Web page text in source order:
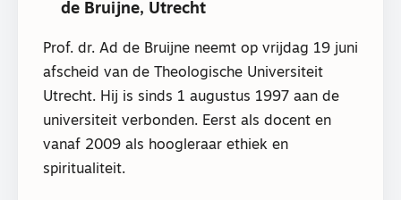
de Bruijne, Utrecht
Prof. dr. Ad de Bruijne neemt op vrijdag 19 juni
afscheid van de Theologische Universiteit
Utrecht. Hij is sinds 1 augustus 1997 aan de
universiteit verbonden. Eerst als docent en
vanaf 2009 als hoogleraar ethiek en
spiritualiteit.